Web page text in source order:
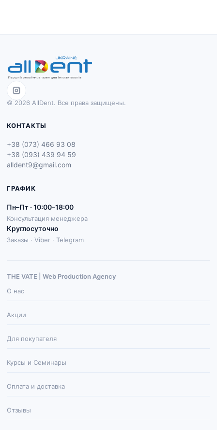
© 2026 AllDent. Все права защищены.
КОНТАКТЫ
+38 (073) 466 93 08
+38 (093) 439 94 59
alldent9@gmail.com
ГРАФИК
Пн–Пт · 10:00–18:00
Консультация менеджера
Круглосуточно
Заказы · Viber · Telegram
THE VATE | Web Production Agenсy
О нас
Акции
Для покупателя
Курсы и Семинары
Оплата и доставка
Отзывы